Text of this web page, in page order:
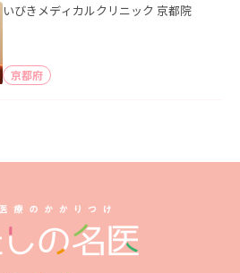
いびきメディカルクリニック 京都院
京都府